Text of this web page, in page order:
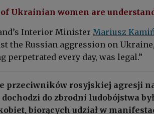
Ukrainian women are
Interior Minister Mariusz
the Russian aggression on
perpetrated every day, was legal.”
przeciwników rosyjskiej agresji
do zbrodni ludobójstwa
biorących udział w